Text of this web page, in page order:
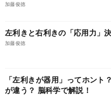
加藤俊徳
左利きと右利きの「応用力」
加藤俊徳
「左利きが器用」ってホント
が違う？ 脳科学で解説！